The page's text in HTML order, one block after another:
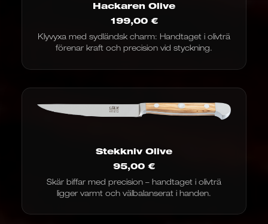
Hackaren Olive
199,00 €
Klyvyxa med sydländsk charm: Handtaget i olivträ
förenar kraft och precision vid styckning.
Stekkniv Olive
95,00 €
Skär biffar med precision – handtaget i olivträ
ligger varmt och välbalanserat i handen.